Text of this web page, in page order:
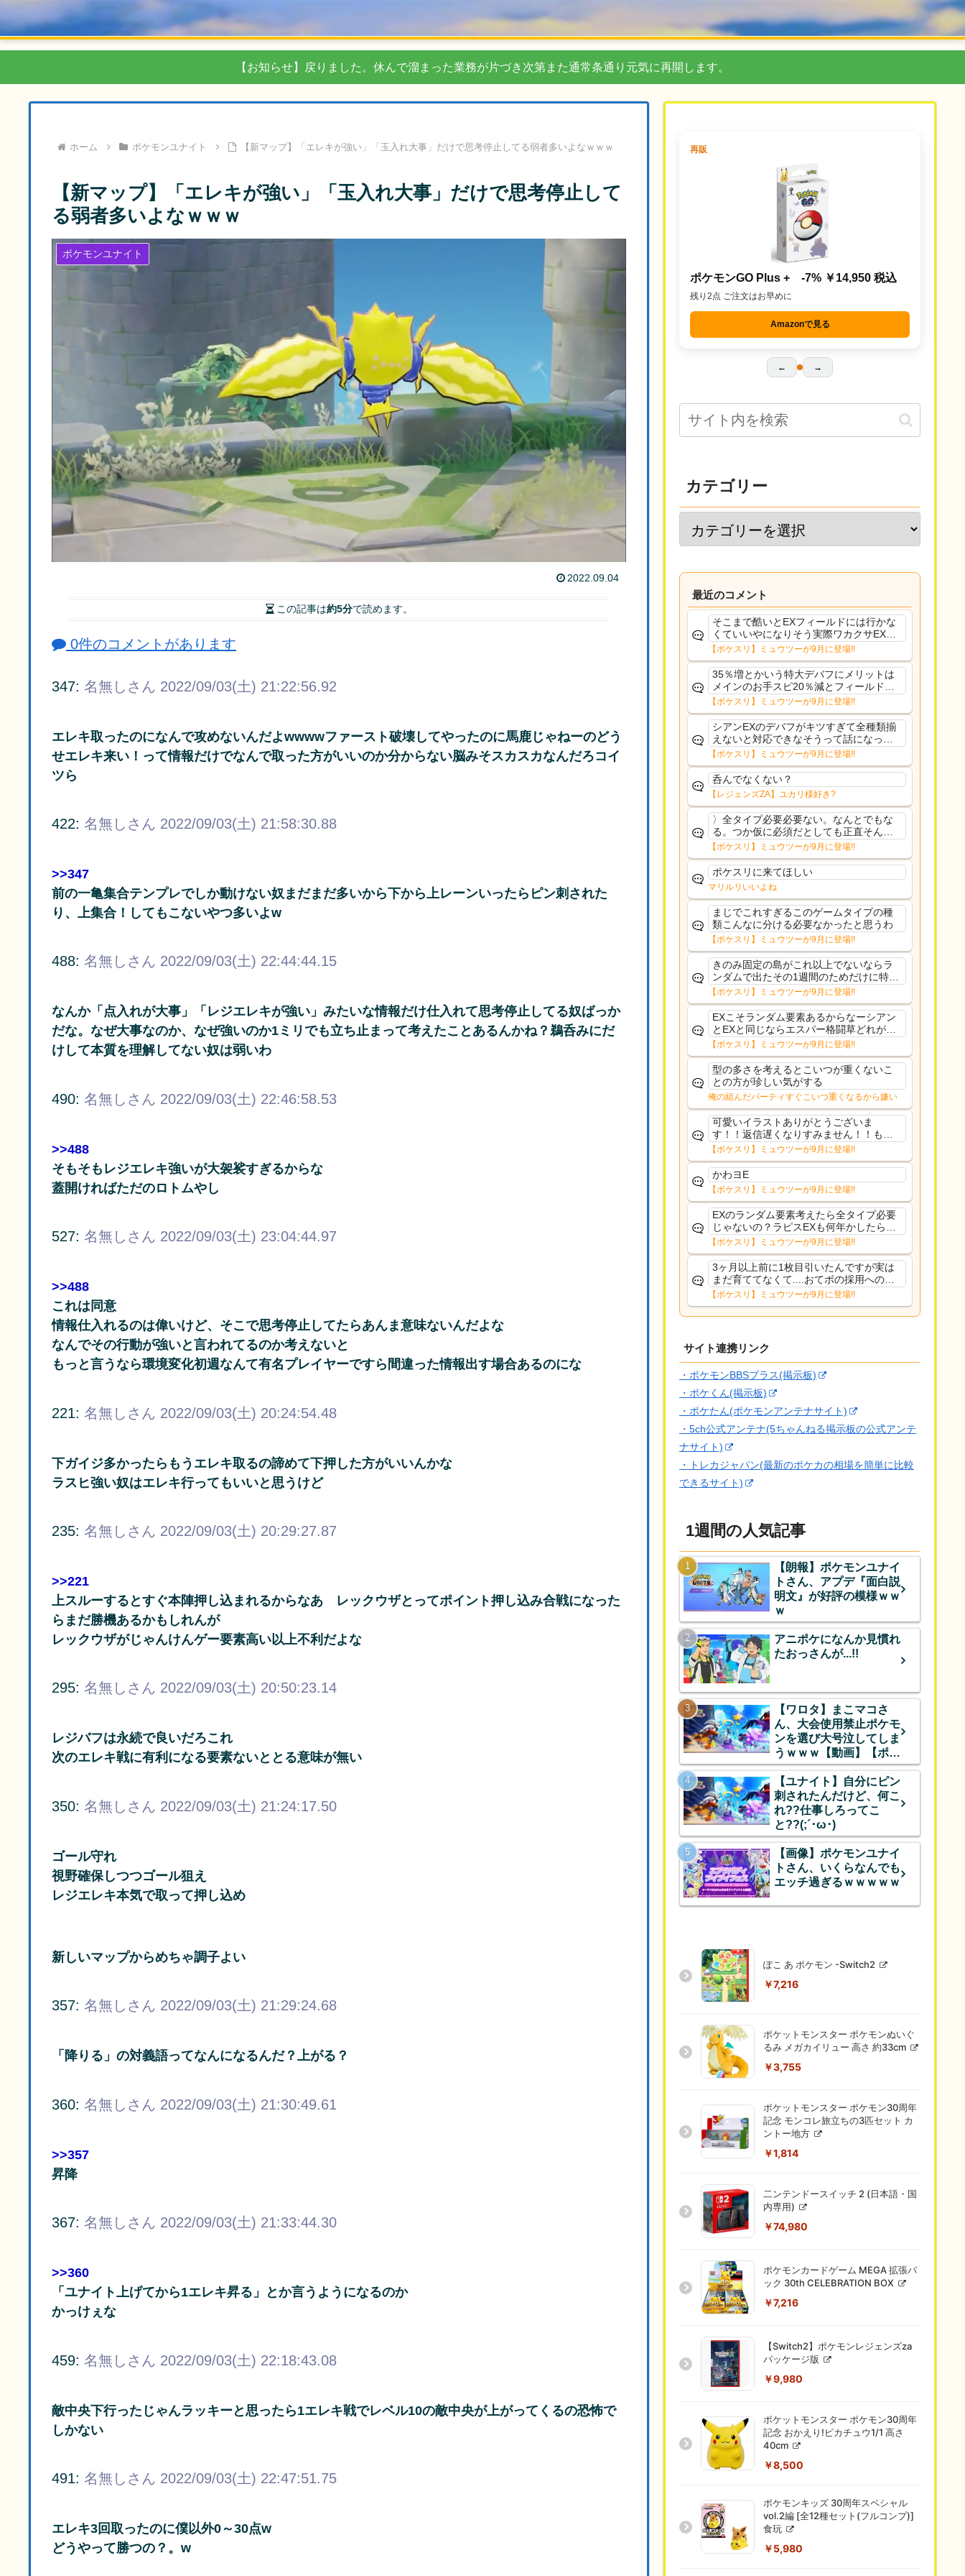
【お知らせ】戻りました。休んで溜まった業務が片づき次第また通常条通り元気に再開します。
ホーム ポケモンユナイト 【新マップ】「エレキが強い」「玉入れ大事」だけで思考停止してる弱者多いよなｗｗｗ
【新マップ】「エレキが強い」「玉入れ大事」だけで思考停止して
る弱者多いよなｗｗｗ
ポケモンユナイト
2022.09.04
この記事は約5分で読めます。
0件のコメントがあります
347: 名無しさん 2022/09/03(土) 21:22:56.92
エレキ取ったのになんで攻めないんだよwwwwファースト破壊してやったのに馬鹿じゃねーのどう
せエレキ来い！って情報だけでなんで取った方がいいのか分からない脳みそスカスカなんだろコイ
ツら
422: 名無しさん 2022/09/03(土) 21:58:30.88
>>347
前の一亀集合テンプレでしか動けない奴まだまだ多いから下から上レーンいったらピン刺された
り、上集合！してもこないやつ多いよw
488: 名無しさん 2022/09/03(土) 22:44:44.15
なんか「点入れが大事」「レジエレキが強い」みたいな情報だけ仕入れて思考停止してる奴ばっか
だな。なぜ大事なのか、なぜ強いのか1ミリでも立ち止まって考えたことあるんかね？鵜呑みにだ
けして本質を理解してない奴は弱いわ
490: 名無しさん 2022/09/03(土) 22:46:58.53
>>488
そもそもレジエレキ強いが大袈裟すぎるからな
蓋開ければただのロトムやし
527: 名無しさん 2022/09/03(土) 23:04:44.97
>>488
これは同意
情報仕入れるのは偉いけど、そこで思考停止してたらあんま意味ないんだよな
なんでその行動が強いと言われてるのか考えないと
もっと言うなら環境変化初週なんて有名プレイヤーですら間違った情報出す場合あるのにな
221: 名無しさん 2022/09/03(土) 20:24:54.48
下ガイジ多かったらもうエレキ取るの諦めて下押した方がいいんかな
ラスヒ強い奴はエレキ行ってもいいと思うけど
235: 名無しさん 2022/09/03(土) 20:29:27.87
>>221
上スルーするとすぐ本陣押し込まれるからなあ レックウザとってポイント押し込み合戦になった
らまだ勝機あるかもしれんが
レックウザがじゃんけんゲー要素高い以上不利だよな
295: 名無しさん 2022/09/03(土) 20:50:23.14
レジバフは永続で良いだろこれ
次のエレキ戦に有利になる要素ないととる意味が無い
350: 名無しさん 2022/09/03(土) 21:24:17.50
ゴール守れ
視野確保しつつゴール狙え
レジエレキ本気で取って押し込め
新しいマップからめちゃ調子よい
357: 名無しさん 2022/09/03(土) 21:29:24.68
「降りる」の対義語ってなんになるんだ？上がる？
360: 名無しさん 2022/09/03(土) 21:30:49.61
>>357
昇降
367: 名無しさん 2022/09/03(土) 21:33:44.30
>>360
「ユナイト上げてから1エレキ昇る」とか言うようになるのか
かっけぇな
459: 名無しさん 2022/09/03(土) 22:18:43.08
敵中央下行ったじゃんラッキーと思ったら1エレキ戦でレベル10の敵中央が上がってくるの恐怖で
しかない
491: 名無しさん 2022/09/03(土) 22:47:51.75
エレキ3回取ったのに僕以外0～30点w
どうやって勝つの？。w
再販
ポケモンGO Plus + -7% ￥14,950 税込
残り2点 ご注文はお早めに
Amazonで見る
← →
カテゴリー
最近のコメント
そこまで酷いとEXフィールドには行かな
くていいやになりそう実際ワカクサEXで
さえあんまり行ってないや
【ポケスリ】ミュウツーが9月に登場!!
35％増とかいう特大デバフにメリットは
メインのお手スピ20％減とフィールド効
果のみフェアリーノーマルとか引いたら
まともに料理も作れないし終わり控えめ
に言ってカス
【ポケスリ】ミュウツーが9月に登場!!
シアンEXのデバフがキツすぎて全種類揃
えないと対応できなそうって話になって
るわ
【ポケスリ】ミュウツーが9月に登場!!
呑んでなくない？
【レジェンズZA】ユカリ様好き?
〉全タイプ必要必要ない。なんとでもな
る。つか仮に必須だとしても正直そんな
もんに付き合う気は無い。運営は時間の
リソースを甘く見すぎなのよ。ポケスリ
やったことないやろうなと思ってる。〉
ラピスEX最短二年後...
【ポケスリ】ミュウツーが9月に登場!!
ポケスリに来てほしい
マリルリいいよね
まじでこれすぎるこのゲームタイプの種
類こんなに分ける必要なかったと思うわ
【ポケスリ】ミュウツーが9月に登場!!
きのみ固定の島がこれ以上でないならラ
ンダムで出たその1週間のためだけに特定
のタイプにリソース割くのなんだかむな
しい気がするわ出番がないってわけじゃ
ないから無駄ではないんだけど
【ポケスリ】ミュウツーが9月に登場!!
EXこそランダム要素あるからなーシアン
とEXと同じならエスパー格闘草どれが事
前に来るか分からんから、積む必要があ
るミュウツーは使いにくくね？って思っ
た
【ポケスリ】ミュウツーが9月に登場!!
型の多さを考えるとこいつが重くないこ
との方が珍しい気がする
俺の組んだパーティすぐこいつ重くなるから嫌い
可愛いイラストありがとうございま
す！！返信遅くなりすみません！！もう
少ししたら通常再開できます！
【ポケスリ】ミュウツーが9月に登場!!
かわヨE
【ポケスリ】ミュウツーが9月に登場!!
EXのランダム要素考えたら全タイプ必要
じゃないの？ラピスEXも何年かしたら来
るだろうし後から厳選したい育てたいっ
て思ってもどうにもならないのがこのゲ
ームだしな
【ポケスリ】ミュウツーが9月に登場!!
3ヶ月以上前に1枚目引いたんですが実は
まだ育ててなくて....おてボの採用への影
響は勉強になります。ありがとうござい
ますオイルはだいぶ強めのABBレントラ
ーいて芋の方が不安なんで1枚目にしよう
【ポケスリ】ミュウツーが9月に登場!!
サイト連携リンク
・ポケモンBBSプラス(掲示板)
・ポケくん(掲示板)
・ポケたん(ポケモンアンテナサイト)
・5ch公式アンテナ(5ちゃんねる掲示板の公式アンテ
ナサイト)
・トレカジャパン(最新のポケカの相場を簡単に比較
できるサイト)
1週間の人気記事
【朗報】ポケモンユナイ
トさん、アプデ『面白説
明文』が好評の模様ｗｗ
ｗ
アニポケになんか見慣れ
たおっさんが...!!
【ワロタ】まこマコさ
ん、大会使用禁止ポケモ
ンを選び大号泣してしま
うｗｗｗ【動画】【ポケ
モンユナイト】
【ユナイト】自分にピン
刺されたんだけど、何こ
れ??仕事しろってこ
と??(;´･ω･)
【画像】ポケモンユナイ
トさん、いくらなんでも
エッチ過ぎるｗｗｗｗｗ
ぽこ あ ポケモン -Switch2
￥7,216
ポケットモンスター ポケモンぬいぐ
るみ メガカイリュー 高さ 約33cm
￥3,755
ポケットモンスター ポケモン30周年
記念 モンコレ旅立ちの3匹セット カ
ントー地方
￥1,814
二ンテンドースイッチ 2 (日本語・国
内専用)
￥74,980
ポケモンカードゲーム MEGA 拡張パ
ック 30th CELEBRATION BOX
￥7,216
【Switch2】ポケモンレジェンズza
パッケージ版
￥9,980
ポケットモンスター ポケモン30周年
記念 おかえり!ピカチュウ1/1 高さ
40cm
￥8,500
ポケモンキッズ 30周年スペシャル
vol.2編 [全12種セット(フルコンプ)]
食玩
￥5,980